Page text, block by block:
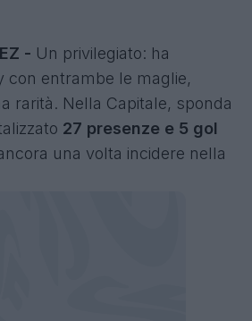
- Un privilegiato: ha
con entrambe le maglie,
rarità. Nella Capitale, sponda
27 presenze e 5 gol
una volta incidere nella